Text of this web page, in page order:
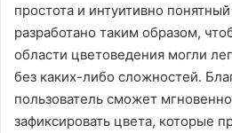
простота и интуитивно
разработано таким образом,
области цветоведения могли
без каких-либо сложностей.
пользователь сможет
зафиксировать цвета, которые